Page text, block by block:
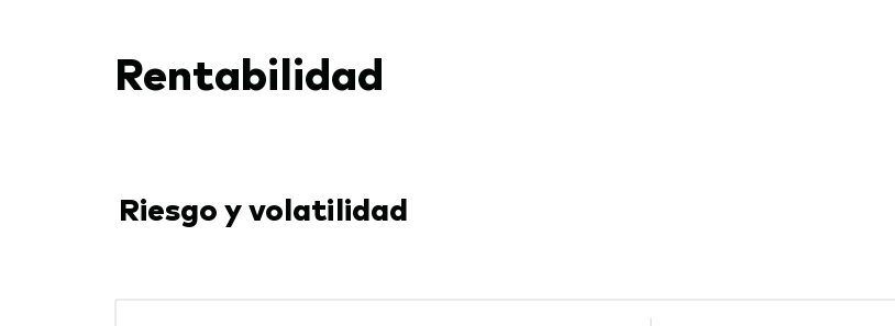
Rentabilidad
Riesgo y volatilidad